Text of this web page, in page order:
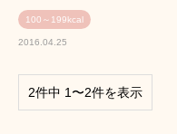
100～199kcal
2016.04.25
2件中 1〜2件を表示